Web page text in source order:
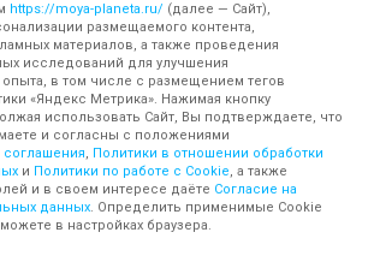
https://moya-planeta.ru/ (далее — Сайт),
размещаемого контента,
материалов, а также проведения
исследований для улучшения
опыта, в том числе с размещением тегов
«Яндекс Метрика». Нажимая кнопку
использовать Сайт, Вы подтверждаете, что
и согласны с положениями
соглашения, Политики в отношении обработки
и Политики по работе с Cookie, а также
и в своем интересе даёте Согласие на
данных. Определить применимые Cookie
в настройках браузера.